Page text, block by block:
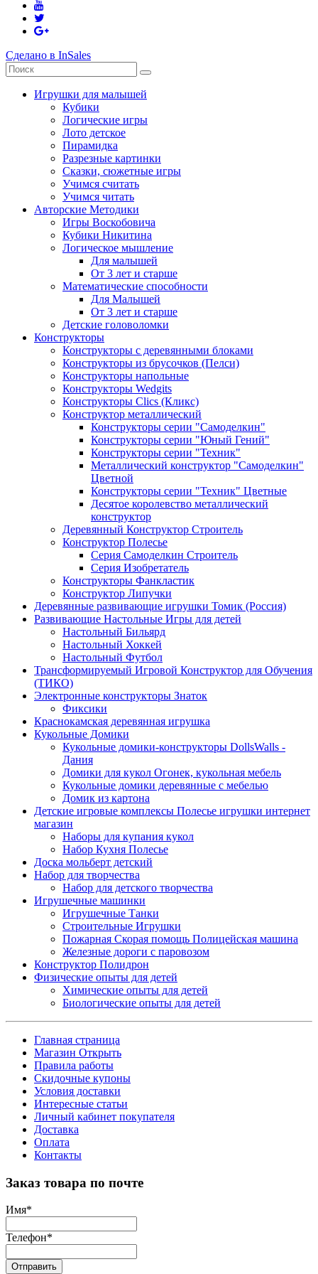
Сделано в InSales
Игрушки для малышей
Кубики
Логические игры
Лото детское
Пирамидка
Разрезные картинки
Сказки, сюжетные игры
Учимся считать
Учимся читать
Авторские Методики
Игры Воскобовича
Кубики Никитина
Логическое мышление
Для малышей
От 3 лет и старше
Математические способности
Для Малышей
От 3 лет и старше
Детские головоломки
Конструкторы
Конструкторы с деревянными блоками
Конструкторы из брусочков (Пелси)
Конструкторы напольные
Конструкторы Wedgits
Конструкторы Clics (Кликс)
Конструктор металлический
Конструкторы серии "Самоделкин"
Конструкторы серии "Юный Гений"
Конструкторы серии "Техник"
Металлический конструктор "Самоделкин"
Цветной
Конструкторы серии "Техник" Цветные
Десятое королевство металлический
конструктор
Деревянный Конструктор Строитель
Конструктор Полесье
Серия Самоделкин Строитель
Серия Изобретатель
Конструкторы Фанкластик
Конструктор Липучки
Деревянные развивающие игрушки Томик (Россия)
Развивающие Настольные Игры для детей
Настольный Бильярд
Настольный Хоккей
Настольный Футбол
Трансформируемый Игровой Конструктор для Обучения
(ТИКО)
Электронные конструкторы Знаток
Фиксики
Краснокамская деревянная игрушка
Кукольные Домики
Кукольные домики-конструкторы DollsWalls -
Дания
Домики для кукол Огонек, кукольная мебель
Кукольные домики деревянные с мебелью
Домик из картона
Детские игровые комплексы Полесье игрушки интернет
магазин
Наборы для купания кукол
Набор Кухня Полесье
Доска мольберт детский
Набор для творчества
Набор для детского творчества
Игрушечные машинки
Игрушечные Танки
Строительные Игрушки
Пожарная Скорая помощь Полицейская машина
Железные дороги с паровозом
Конструктор Полидрон
Физические опыты для детей
Химические опыты для детей
Биологические опыты для детей
Главная страница
Магазин Открыть
Правила работы
Скидочные купоны
Условия доставки
Интересные статьи
Личный кабинет покупателя
Доставка
Оплата
Контакты
Заказ товара по почте
Имя*
Телефон*
Отправить